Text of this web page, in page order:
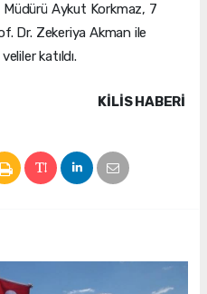
Aykut Korkmaz, 7
Dr. Zekeriya Akman ile
katıldı.
KILIS HABERİ